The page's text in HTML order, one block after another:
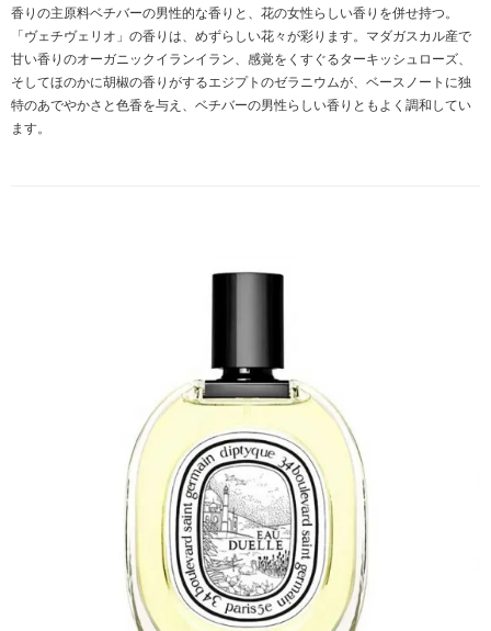
香りの主原料ベチバーの男性的な香りと、花の女性らしい香りを併せ持つ。
「ヴェチヴェリオ」の香りは、めずらしい花々が彩ります。マダガスカル産で
甘い香りのオーガニックイランイラン、感覚をくすぐるターキッシュローズ、
そしてほのかに胡椒の香りがするエジプトのゼラニウムが、ベースノートに独
特のあでやかさと色香を与え、ベチバーの男性らしい香りともよく調和してい
ます。